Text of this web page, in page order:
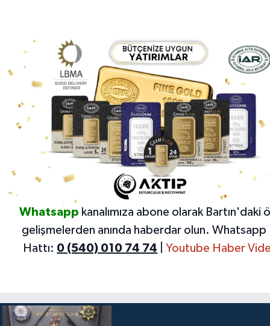
Whatsapp kanalımıza abone olarak Bartın'daki
gelişmelerden anında haberdar olun. Whatsapp
Hattı: 0 (540) 010 74 74 Youtube Haber